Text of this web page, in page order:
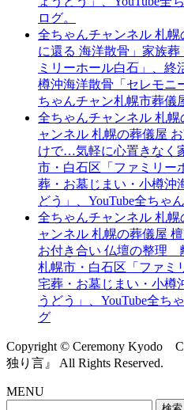
ログ。
全ちゃんチャンネル 札幌
に還る 海洋散骨」家族
ミリーホール白石」、終
樽沖海洋散骨「セレモニ
ちゃんチャン札幌市葬儀
全ちゃんチャンネル 札幌
ャンネル 札幌の葬儀屋
けで…気軽に心置きなく
市・白石区「ファミリー
葬・お墓じまい・小樽沖
どう」、YouTube全ちゃ
全ちゃんチャンネル 札幌
ャンネル 札幌の葬儀屋
お付き合い 仏壇の整理
札幌市・白石区「ファミ
宅葬・お墓じまい・小樽
うどう」、YouTube全ち
グ
Copyright © Ceremony Kyodo
独り言』 All Rights Reserved.
MENU